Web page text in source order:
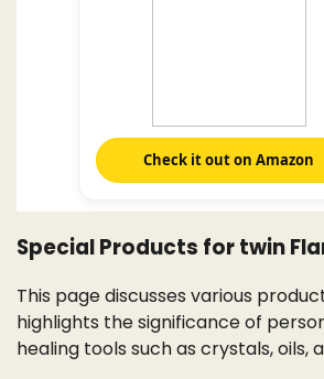
Check it out on Amazon
Special Products for twin
This page discusses various
highlights the significance of
healing tools such as crystals, oils,